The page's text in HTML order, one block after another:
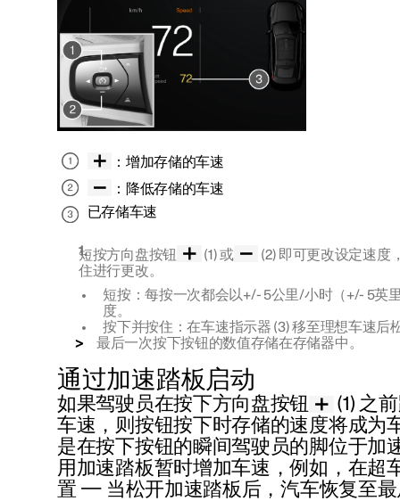
：增加存储的车速
：降低存储的车速
已存储车速
短按方向盘按钮 (1) 或
(2) 即可更改设定速度
住进行更改。
短按：每按一次都会以+/- 5公里/小时（+/- 5英
度。
按下 并按住 ：在车速指示器 (3) 移至理想车速后
最后一次按下按钮的数值存储在存储器中。
通过加速踏板启动
如果驾驶员在按下方向盘按钮
(1) 之
车速，则按钮按下时存储的速度将成为
是在按下按钮的瞬间驾驶员的脚位于加
用加速踏板暂时增加车速，例如，在超
置 — 当松开加速踏板后，汽车恢复至